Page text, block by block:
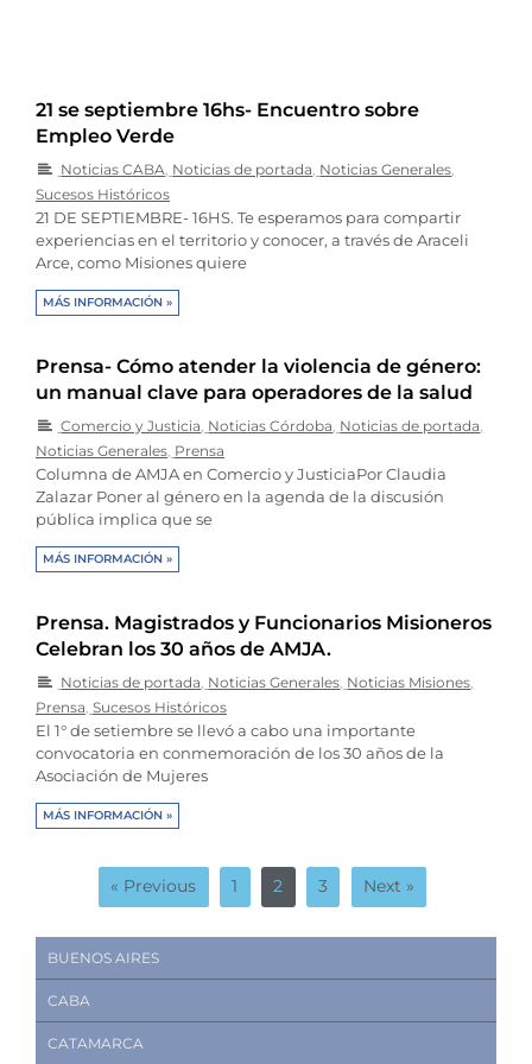
21 se septiembre 16hs- Encuentro sobre
Empleo Verde
Noticias CABA, Noticias de portada, Noticias Generales,
Sucesos Históricos
21 DE SEPTIEMBRE- 16HS. Te esperamos para compartir
experiencias en el territorio y conocer, a través de Araceli
Arce, como Misiones quiere
MÁS INFORMACIÓN »
Prensa- Cómo atender la violencia de género:
un manual clave para operadores de la salud
Comercio y Justicia, Noticias Córdoba, Noticias de portada,
Noticias Generales, Prensa
Columna de AMJA en Comercio y JusticiaPor Claudia
Zalazar Poner al género en la agenda de la discusión
pública implica que se
MÁS INFORMACIÓN »
Prensa. Magistrados y Funcionarios Misioneros
Celebran los 30 años de AMJA.
Noticias de portada, Noticias Generales, Noticias Misiones,
Prensa, Sucesos Históricos
El 1° de setiembre se llevó a cabo una importante
convocatoria en conmemoración de los 30 años de la
Asociación de Mujeres
MÁS INFORMACIÓN »
« Previous 1 2 3 Next »
BUENOS AIRES
CABA
CATAMARCA